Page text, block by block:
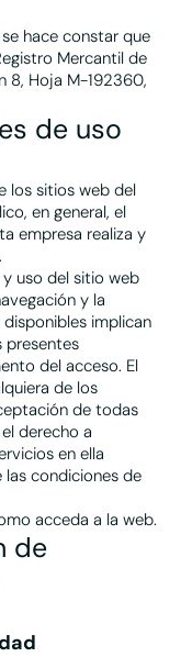
hace constar que
Mercantil de
8, Hoja M-192360,
de uso
los sitios web del
en general, el
empresa realiza y
y uso del sitio web
y la
implican
presentes
del acceso. El
de los
de todas
derecho a
en ella
condiciones de
acceda a la web.
de